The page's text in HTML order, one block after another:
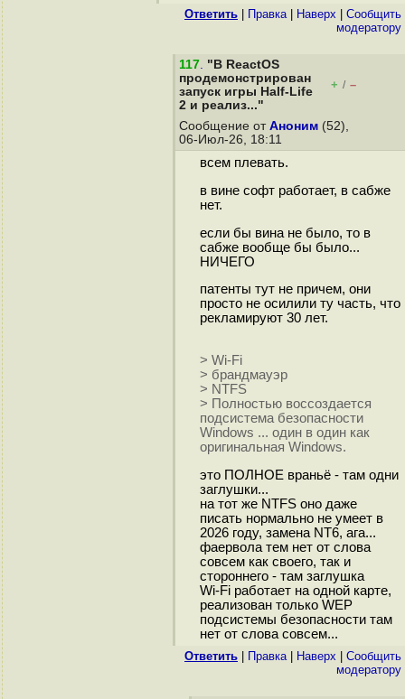
Ответить Правка| Наверх
Cообщить
модератору
117. "В ReactOS
продемонстрирован
запуск игры Half-Life
2 и реализ..."
+ / –
Сообщение от Аноним (52),
06-Июл-26, 18:11
всем плевать.
в вине софт работает, в сабже
нет.
если бы вина не было, то в
сабже вообще бы было...
НИЧЕГО
патенты тут не причем, они
просто не осилили ту часть, что
рекламируют 30 лет.
> Wi-Fi
> брандмауэр
> NTFS
> Полностью воссоздается
подсистема безопасности
Windows ... один в один как
оригинальная Windows.
это ПОЛНОЕ враньё - там одни
заглушки...
на тот же NTFS оно даже
писать нормально не умеет в
2026 году, замена NT6, ага...
фаервола тем нет от слова
совсем как своего, так и
стороннего - там заглушка
Wi-Fi работает на одной карте,
реализован только WEP
подсистемы безопасности там
нет от слова совсем...
Ответить Правка| Наверх
Cообщить
модератору